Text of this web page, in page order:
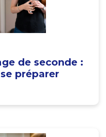
de seconde :
préparer